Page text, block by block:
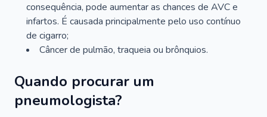
consequência, pode aumentar as chances de AVC e
infartos. É causada principalmente pelo uso contínuo
de cigarro;
Câncer de pulmão, traqueia ou brônquios.
Quando procurar um
pneumologista?